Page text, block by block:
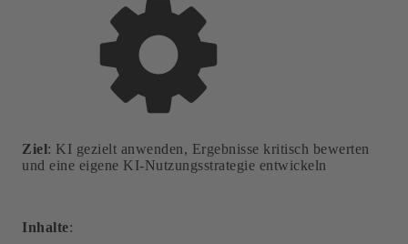
Ziel: KI gezielt anwenden, Ergebnisse kritisch bewerten
und eine eigene KI-Nutzungsstrategie entwickeln
Inhalte: